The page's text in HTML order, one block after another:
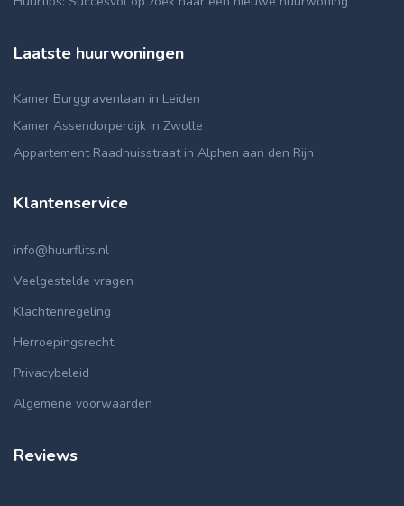
Laatste huurwoningen
Kamer Burggravenlaan in Leiden
Kamer Assendorperdijk in Zwolle
Appartement Raadhuisstraat in Alphen aan den Rijn
Klantenservice
info@huurflits.nl
Veelgestelde vragen
Klachtenregeling
Herroepingsrecht
Privacybeleid
Algemene voorwaarden
Reviews